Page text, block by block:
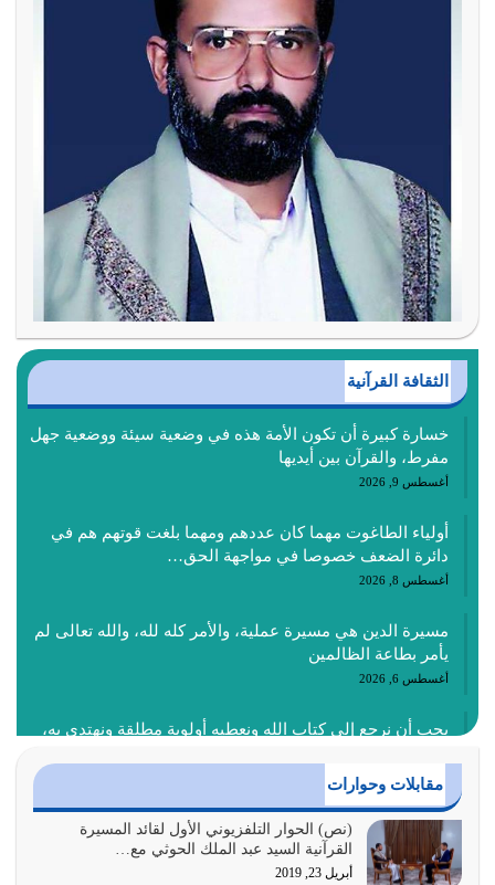
الثقافة القرآنية
خسارة كبيرة أن تكون الأمة هذه في وضعية سيئة ووضعية جهل
مفرط، والقرآن بين أيديها
أغسطس 9, 2026
أولياء الطاغوت مهما كان عددهم ومهما بلغت قوتهم هم في
دائرة الضعف خصوصا في مواجهة الحق…
أغسطس 8, 2026
مسيرة الدين هي مسيرة عملية، والأمر كله لله، والله تعالى لم
يأمر بطاعة الظالمين
أغسطس 6, 2026
يجب أن نرجع إلى كتاب الله ونعطيه أولوية مطلقة ونهتدي به،
أغسطس 4, 2026
عندما لم تؤخذ منهجية تعليم الناس من خلال القرآن الكريم
حصل ضياع للأمة وضياع للأجيال
أغسطس 3, 2026
مقابلات وحوارات
(نص) الحوار التلفزيوني الأول لقائد المسيرة
القرآنية السيد عبد الملك الحوثي مع…
أبريل 23, 2019